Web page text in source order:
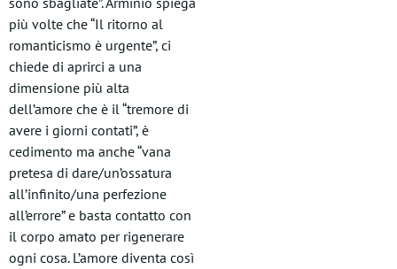
più volte che “Il ritorno al
romanticismo è urgente”, ci
chiede di aprirci a una
dimensione più alta
dell’amore che è il “tremore di
avere i giorni contati”, è
cedimento ma anche “vana
pretesa di dare/un’ossatura
all’infinito/una perfezione
all’errore” e basta contatto con
il corpo amato per rigenerare
ogni cosa. L’amore diventa così